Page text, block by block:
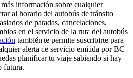
información sobre cualquier
al horario del autobús de tránsito
de paradas, cancelaciones,
en el servicio de la ruta del autobús
también te permite suscribirte para
alerta de servicio emitida por BC
planificar tu viaje sabiendo si hay
futura.